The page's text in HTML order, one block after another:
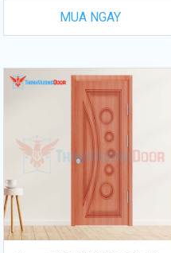
MUA NGAY